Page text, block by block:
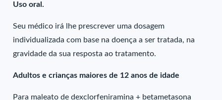
Uso oral.
Seu médico irá lhe prescrever uma dosagem
individualizada com base na doença a ser tratada, na
gravidade da sua resposta ao tratamento.
Adultos e crianças maiores de 12 anos de idade
Para maleato de dexclorfeniramina + betametasona